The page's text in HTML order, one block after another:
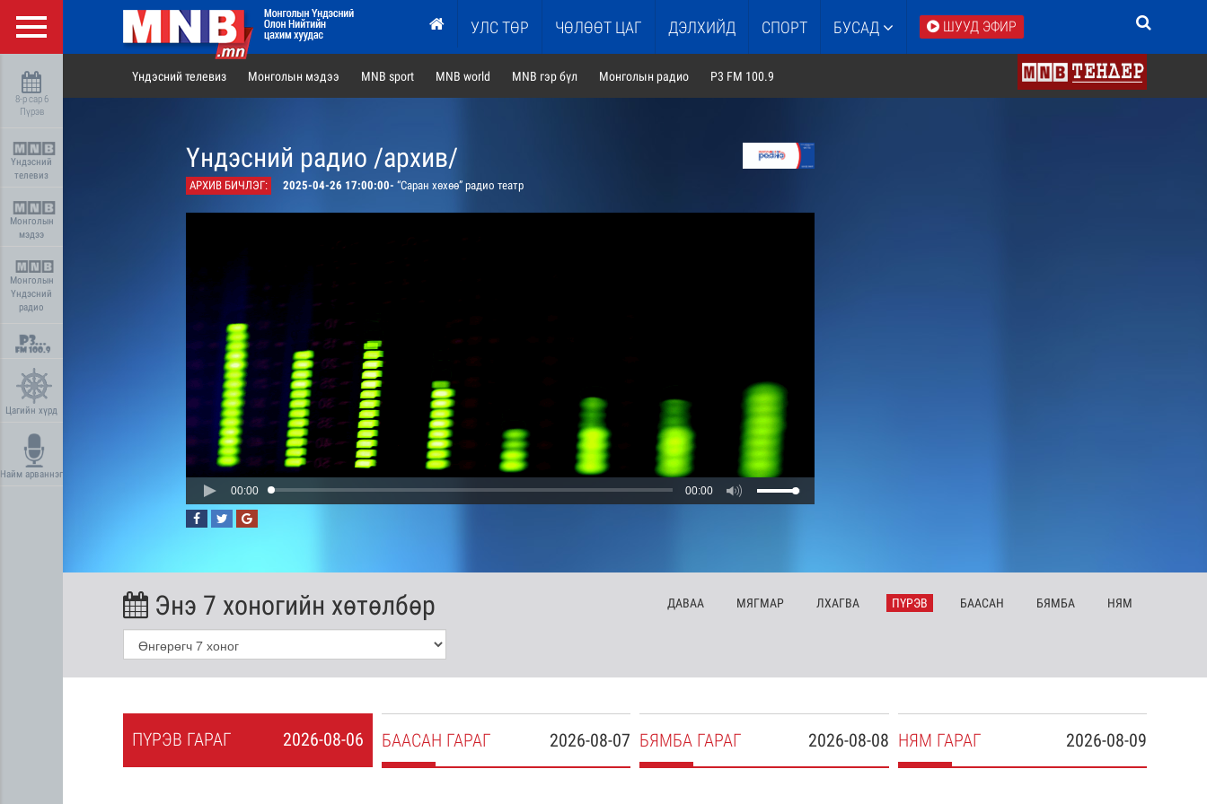
УЛС ТӨР ЧӨЛӨӨТ ЦАГ ДЭЛХИЙД СПОРТ БУСАД ШУУД ЭФИР
8-р сар 6
Пүрэв
Үндэсний
телевиз
Монголын
мэдээ
Монголын
Үндэсний
радио
Цагийн хүрд
Найм арваннэг
Үндэсний телевиз Монголын мэдээ MNB sport MNB world MNB гэр бүл Монголын радио P3 FM 100.9
Үндэсний радио /архив/
АРХИВ БИЧЛЭГ: 2025-04-26 17:00:00- “Саран хөхөө” радио театр
00:00 00:00
Энэ 7 хоногийн хөтөлбөр ДАВАА МЯГМАР ЛХАГВА ПҮРЭВ БААСАН БЯМБА НЯМ
2026-08-06
ПҮРЭВ ГАРАГ 2026-08-07
БААСАН ГАРАГ 2026-08-08
БЯМБА ГАРАГ 2026-08-09
НЯМ ГАРАГ